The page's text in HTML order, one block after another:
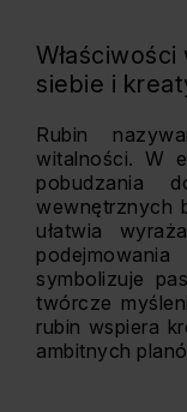
siebie i
Rubin
witalności. W
pobudzania
wewnętrznych
ułatwia
symbolizuje
twórcze
rubin wspiera
ambitnych